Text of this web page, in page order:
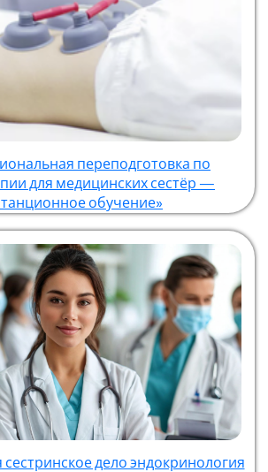
переподготовка по
для медицинских сестёр —
обучение»
сестринское дело эндокринология